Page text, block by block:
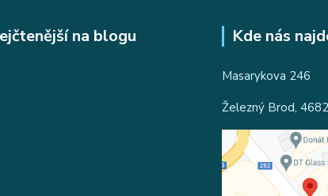
na blogu Kde nás
Masarykova 246
Železný Brod,